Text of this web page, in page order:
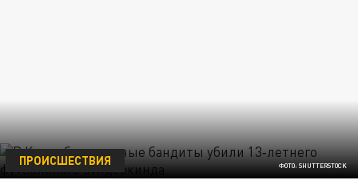
ФОТО: SHUTTERSTOCK
ПРОИСШЕСТВИЯ